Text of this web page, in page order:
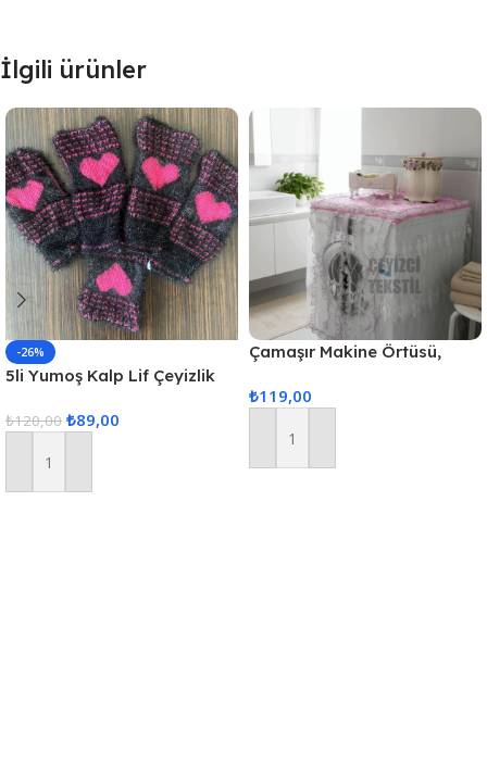
İlgili ürünler
-26%
5li Yumoş Kalp Lif Çeyizlik
₺120,00 ₺89,00
Sepete Ekle
Çamaşır Makine Örtüsü,
Pembe
₺119,00
Sepete Ekle